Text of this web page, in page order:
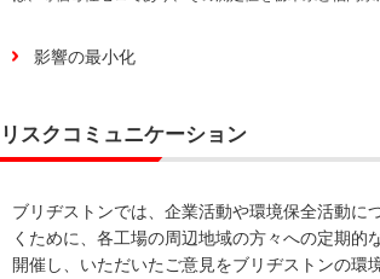
影響の最小化
リスクコミュニケーション
ブリヂストンでは、企業活動や環境保全活動に
くために、各工場の周辺地域の方々への定期的
開催し、いただいたご意見をブリヂストンの環